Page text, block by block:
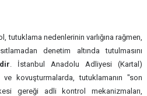
tutuklama nedenlerinin varlığına rağmen,
denetim altında tutulmasını
. İstanbul Anadolu Adliyesi (Kartal)
kovuşturmalarda, tutuklamanın "son
gereği adli kontrol mekanizmaları,